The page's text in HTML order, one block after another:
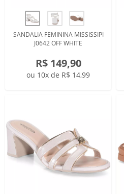
SANDALIA FEMININA MISSISSIPI
J0642 OFF WHITE
R$ 149,90
ou 10x de R$ 14,99